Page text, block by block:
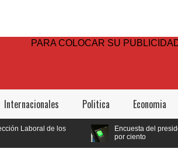
PARA COLOCAR SU
Internacionales Politica Economia
Encuesta del presidente Abinader,